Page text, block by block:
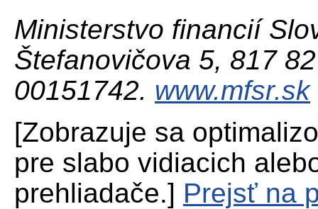
Ministerstvo financií
Štefanovičova 5, 817
00151742. www.mfsr.sk
[Zobrazuje sa
pre slabo vidiacich
prehliadače.] Prejsť na